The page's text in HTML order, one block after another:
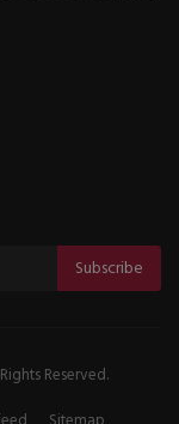
Subscribe
Reserved.